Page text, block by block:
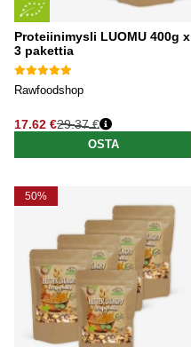
Proteiinimysli LUOMU 400g x
3 pakettia
Rawfoodshop
17.62 €
Normaali hinta
29.37 €
OSTA
50%